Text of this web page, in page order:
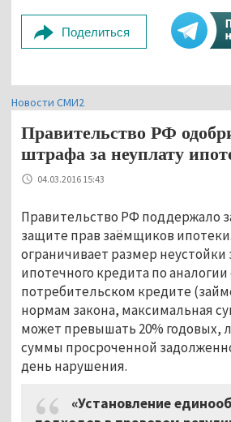
Поделиться
Новости СМИ2
Правительство РФ
штрафа за неуплату
04.03.2016 15:43
Правительство РФ поддержало
защите прав заёмщиков
ограничивает размер неустойки
ипотечного кредита по аналогии
потребительском кредите
нормам закона, максимальная
может превышать 20% годовых,
суммы просроченной
день нарушения.
«Установление